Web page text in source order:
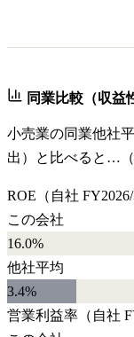
同業比較（収益
小売業の同業他社
出）と比べると…（
ROE （自社
この会社
16.0%
他社平均
3.4%
営業利益率 （自社